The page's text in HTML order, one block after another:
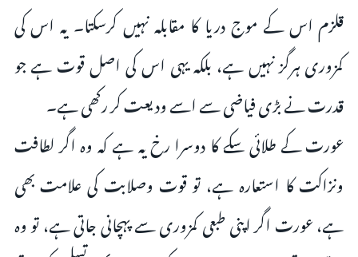
قلزم اس کے موج دریا کا مقابلہ نہیں کرسکتا۔ یہ اس کی
کمزوری ہرگز نہیں ہے، بلکہ یہی اس کی اصل قوت ہے جو
قدرت نے بڑی فیاضی سے اسے ودیعت کر رکھی ہے۔
عورت کے طلائی سکے کا دوسرا رخ یہ ہے کہ وہ اگر لطافت
ونزاکت کا استعارہ ہے، تو قوت وصلابت کی علامت بھی
ہے، عورت اگر اپنى طبعی کمزوری سے پہچانی جاتی ہے، تو وہ